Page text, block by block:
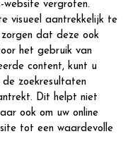
website vergroten.
visueel aantrekkelijk te
dat deze ook
het gebruik van
content, kunt u
zoekresultaten
Dit helpt niet
ook om uw online
tot een waardevolle